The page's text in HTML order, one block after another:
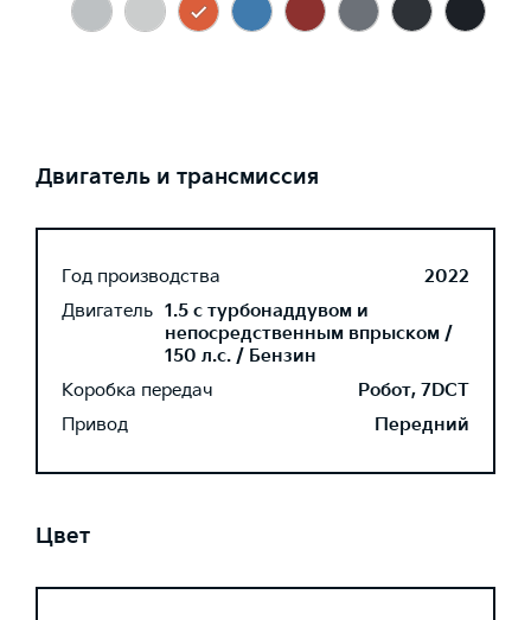
Двигатель и трансмиссия
Год производства
2022
Двигатель 1.5 с турбонаддувом и
непосредственным впрыском /
150 л.с. / Бензин
Коробка передач
Робот, 7DCT
Привод
Передний
Цвет